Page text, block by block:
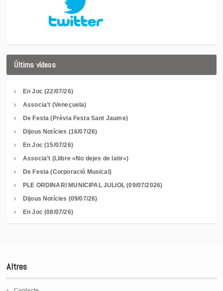
Últims vídeos
En Joc (22/07/26)
Associa’t (Veneçuela)
De Festa (Prèvia Festa Sant Jaume)
Dijous Notícies (16/07/26)
En Joc (15/07/26)
Associa’t (Llibre «No dejes de latir»)
De Festa (Corporació Musical)
PLE ORDINARI MUNICIPAL JULIOL (09/07/2026)
Dijous Notícies (09/07/26)
En Joc (08/07/26)
Altres